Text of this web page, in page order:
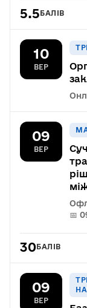
5.5БАЛІВ
10
ВЕР
09
ВЕР
📅
30БАЛІВ
09
ВЕР